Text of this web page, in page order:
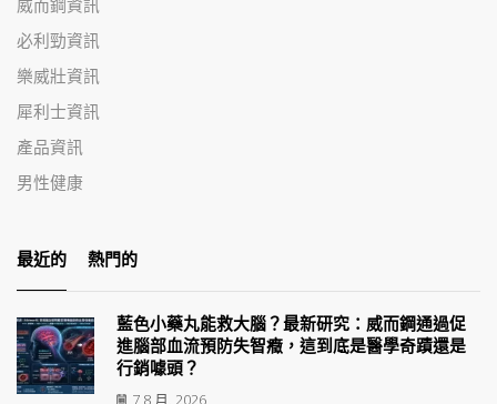
威而鋼資訊
必利勁資訊
樂威壯資訊
犀利士資訊
產品資訊
男性健康
最近的 熱門的
藍色小藥丸能救大腦？最新研究：威而鋼通過促
進腦部血流預防失智癥，這到底是醫學奇蹟還是
行銷噱頭？
7 8 月, 2026